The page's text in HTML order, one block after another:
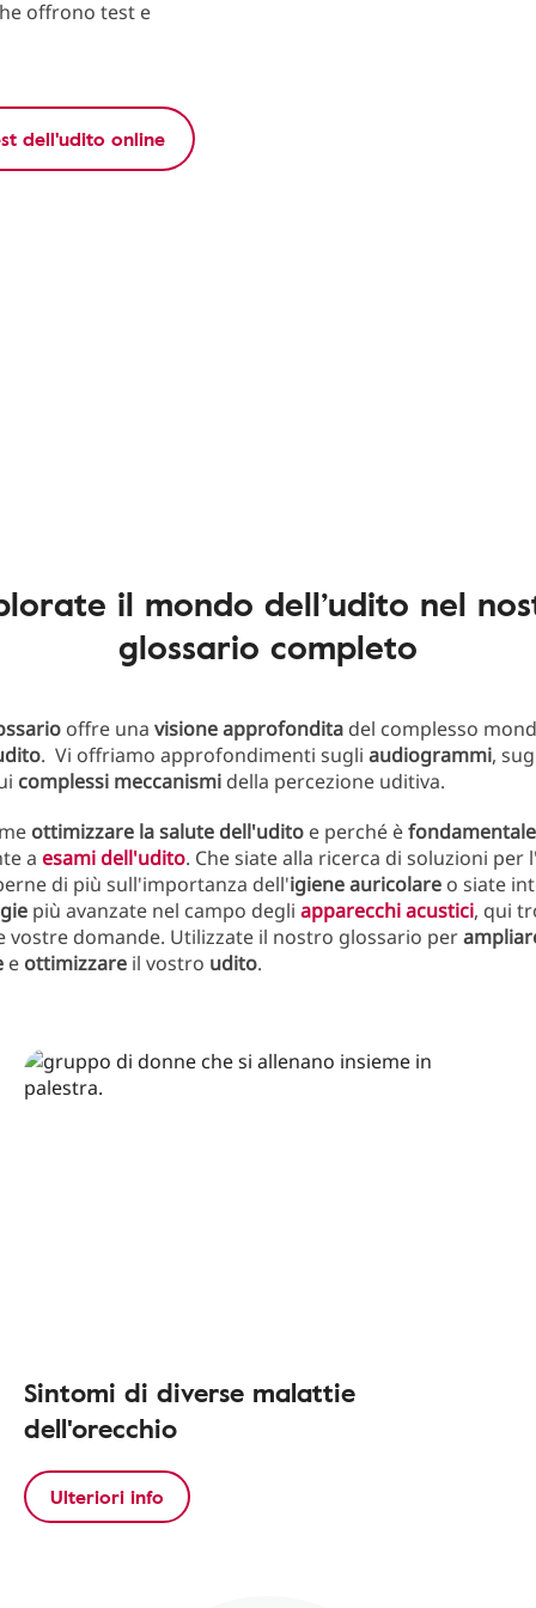
offrono test e
dell'udito online
il mondo dell’udito nel
glossario completo
offre una visione approfondita del complesso
. Vi offriamo approfondimenti sugli audiogrammi,
complessi meccanismi della percezione uditiva.
ottimizzare la salute dell'udito e perché èfondamentale
a esami dell'udito. Che siate alla ricerca di soluzioni per
di più sull'importanza dell'igiene auricolare o siate
più avanzate nel campo degli apparecchi acustici, qui
vostre domande. Utilizzate il nostro glossario per
e ottimizzare il vostro udito.
Sintomi di diverse malattie
dell'orecchio
Ulteriori info